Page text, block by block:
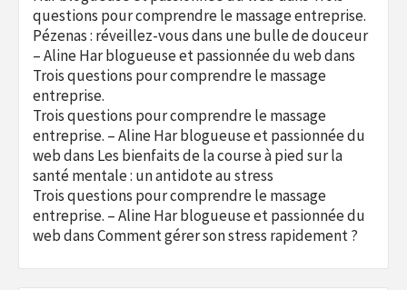
questions pour comprendre le massage entreprise.
Pézenas : réveillez-vous dans une bulle de douceur
– Aline Har blogueuse et passionnée du webdans
Trois questions pour comprendre le massage
entreprise.
Trois questions pour comprendre le massage
entreprise. – Aline Har blogueuse et passionnée du
webdans Les bienfaits de la course à pied sur la
santé mentale : un antidote au stress
Trois questions pour comprendre le massage
entreprise. – Aline Har blogueuse et passionnée du
webdansComment gérer son stress rapidement ?